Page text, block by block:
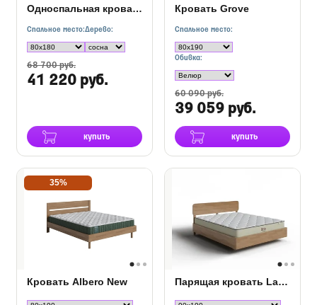
Односпальная кровать Kvebek
Спальное место:Дерево:
68 700 руб.
41 220 руб.
купить
Кровать Grove
Спальное место:
Обивка:
60 090 руб.
39 059 руб.
купить
35%
Кровать Albero New Парящая кровать Lawn